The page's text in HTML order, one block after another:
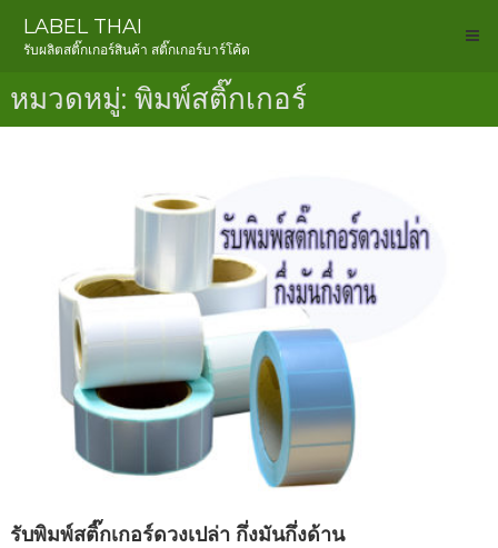
content
LABEL THAI
รับผลิตสติ๊กเกอร์สินค้า สติ๊กเกอร์บาร์โค้ด
หมวดหมู่: พิมพ์สติ๊กเกอร์
รับพิมพ์สติ๊กเกอร์ดวงเปล่า กึ่งมันกึ่งด้าน